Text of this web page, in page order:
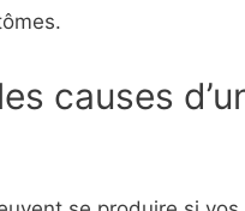
causes